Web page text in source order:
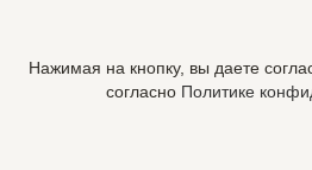
Нажимая на кнопку, вы даете
согласно Политике